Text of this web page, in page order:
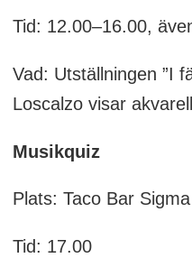
Tid: 12.00–16.00,
Vad: Utställningen ”I
Loscalzo visar
Musikquiz
Plats: Taco Bar Sigma
Tid: 17.00